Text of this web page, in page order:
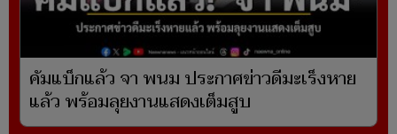
คัมแบ็กแล้ว จา พนม ประกาศข่าวดีมะเร็งหาย
แล้ว พร้อมลุยงานแสดงเต็มสูบ